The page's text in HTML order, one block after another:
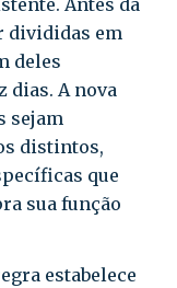
divididas em
deles
dias. A nova
sejam
distintos,
que
sua função
estabelece